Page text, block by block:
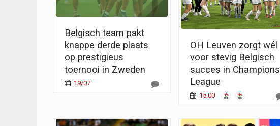
Belgisch team pakt
knappe derde plaats
op prestigieus
toernooi in Zweden
19/07
OH Leuven zorgt wél
voor stevig Belgisch
succes in Champions
League
15:00